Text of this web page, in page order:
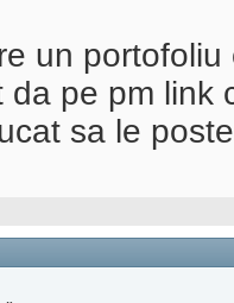
un
da pe pm link
sa le